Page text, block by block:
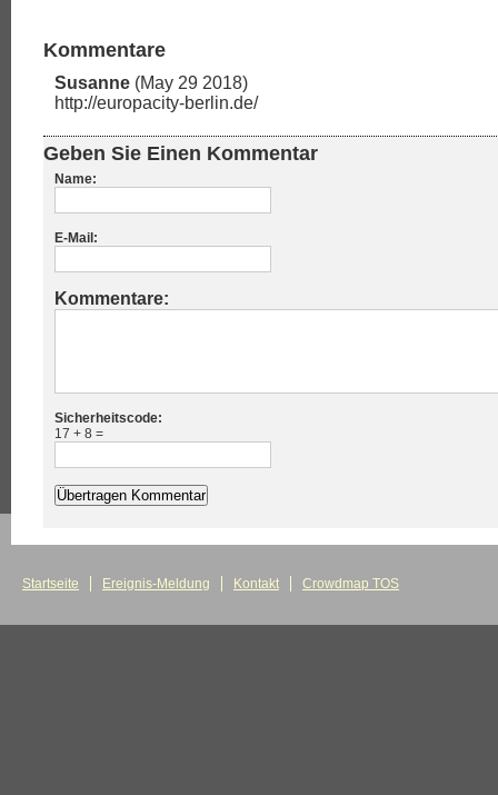
Kommentare
Susanne (May 29 2018)
http://europacity-berlin.de/
Geben Sie Einen Kommentar
Name:
E-Mail:
Kommentare:
Sicherheitscode:
17 + 8 =
Startseite Ereignis-Meldung Kontakt Crowdmap TOS